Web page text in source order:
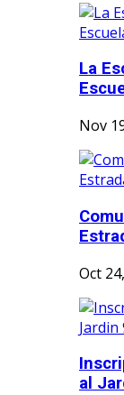
La
Nov
Oct
al